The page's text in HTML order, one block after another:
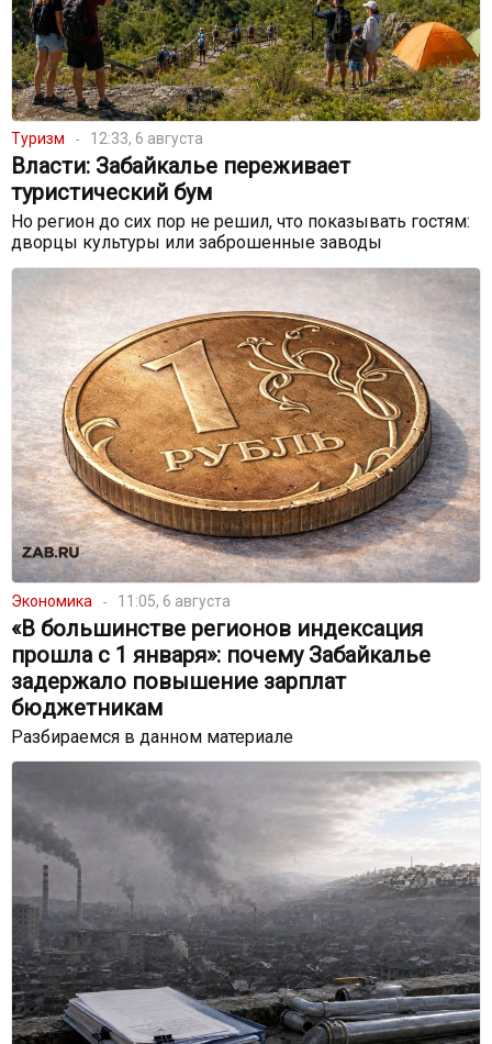
Туризм 12:33, 6 августа
Власти: Забайкалье переживает
туристический бум
Но регион до сих пор не решил, что показывать гостям:
дворцы культуры или заброшенные заводы
Экономика 11:05, 6 августа
«В большинстве регионов индексация
прошла с 1 января»: почему Забайкалье
задержало повышение зарплат
бюджетникам
Разбираемся в данном материале